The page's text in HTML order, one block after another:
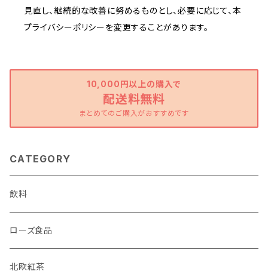
見直し、継続的な改善に努めるものとし、必要に応じて、本
プライバシーポリシーを変更することがあります。
10,000円以上の購入で
配送料無料
まとめてのご購入がおすすめです
CATEGORY
飲料
ローズ食品
北欧紅茶